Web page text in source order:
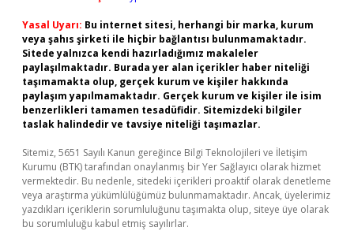
Yasal Uyarı: Bu internet sitesi, herhangi bir marka, kurum
veya şahıs şirketi ile hiçbir bağlantısı bulunmamaktadır.
Sitede yalnızca kendi hazırladığımız makaleler
paylaşılmaktadır. Burada yer alan içerikler haber niteliği
taşımamakta olup, gerçek kurum ve kişiler hakkında
paylaşım yapılmamaktadır. Gerçek kurum ve kişiler ile isim
benzerlikleri tamamen tesadüfidir. Sitemizdeki bilgiler
taslak halindedir ve tavsiye niteliği taşımazlar.
Sitemiz, 5651 Sayılı Kanun gereğince Bilgi Teknolojileri ve İletişim
Kurumu (BTK) tarafından onaylanmış bir Yer Sağlayıcı olarak hizmet
vermektedir. Bu nedenle, sitedeki içerikleri proaktif olarak denetleme
veya araştırma yükümlülüğümüz bulunmamaktadır. Ancak, üyelerimiz
yazdıkları içeriklerin sorumluluğunu taşımakta olup, siteye üye olarak
bu sorumluluğu kabul etmiş sayılırlar.